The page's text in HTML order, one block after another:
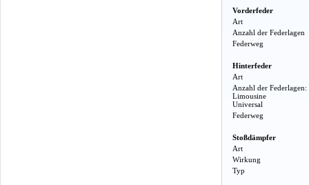
Vorderfeder
Art
Anzahl der Federlagen
Federweg
Hinterfeder
Art
Anzahl der Federlagen:
Limousine
Universal
Federweg
Stoßdämpfer
Art
Wirkung
Typ